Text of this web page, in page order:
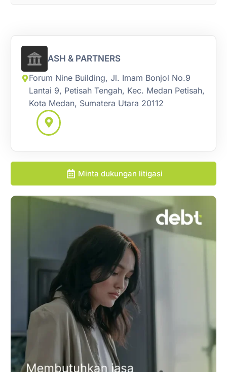
ASH & PARTNERS
Forum Nine Building, Jl. Imam Bonjol No.9
Lantai 9, Petisah Tengah, Kec. Medan Petisah,
Kota Medan, Sumatera Utara 20112
Minta dukungan litigasi